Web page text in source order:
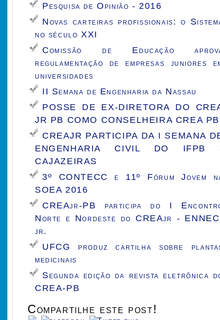
Pesquisa de Opinião - 2016
Novas carteiras profissionais: o
no século XXI
Comissão de Educação
regulamentação de empresas juniores
universidades
II Semana de Engenharia da Nassau
POSSE DE EX-DIRETORA DO
JR PB COMO CONSELHEIRA CREA PB
CREAJR PARTICIPA DA I SEMANA
ENGENHARIA CIVIL DO IFPB
CAJAZEIRAS
3º CONTECC e 11º Fórum Jovem
SOEA 2016
CREAjr-PB participa do I
Norte e Nordeste do CREAjr -
jr.
UFCG produz cartilha sobre
medicinais
Segunda edição da revista eletrônica
CREA-PB
Compartilhe este post!